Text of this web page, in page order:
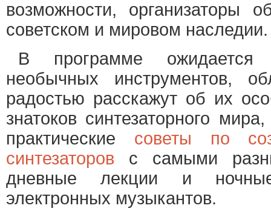
возможности, организаторы
советском и мировом наследии.
В программе ожидается
необычных инструментов,
радостью расскажут об их
знатоков синтезаторного
практические советы по
синтезаторов с самыми
дневные лекции и ночные
электронных музыкантов.